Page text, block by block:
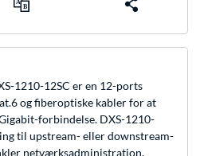
1210-12SC er en 12-ports
og fiberoptiske kabler for at
forbindelse. DXS-1210-
til upstream- eller downstream-
netværksadministration.